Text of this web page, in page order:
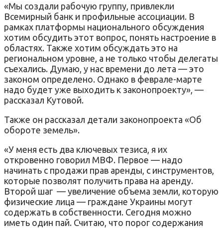
«Мы создали рабочую группу, привлекли
Всемирный банк и профильные ассоциации. В
рамках платформы национального обсуждения
хотим обсудить этот вопрос, понять настроение в
областях. Также хотим обсуждать это на
региональном уровне, а не только чтобы делегаты
съехались. Думаю, у нас времени до лета — это
законом определено. Однако в феврале-марте
надо будет уже выходить к законопроекту», —
рассказал Кутовой.
Также он рассказал детали законопроекта «Об
обороте земель».
«У меня есть два ключевых тезиса, я их
откровенно говорил МВФ. Первое — надо
начинать с продажи прав аренды, с инструментов,
которые позволят получить права на аренду.
Второй шаг — увеличение объема земли, которую
физические лица — граждане Украины могут
содержать в собственности. Сегодня можно
иметь один пай. Считаю, что порог содержания